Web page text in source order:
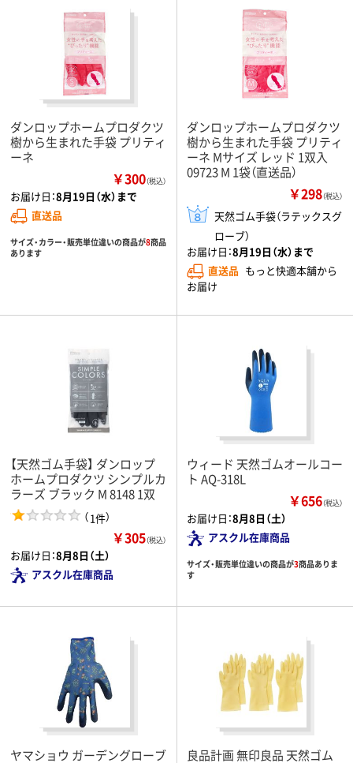
ダンロップホームプロダクツ
樹から生まれた手袋 プリティ
ーネ
￥300（税込）
お届け日：8月19日（水）まで
直送品
サイズ・カラー・販売単位違いの商品が8商品
あります
ダンロップホームプロダクツ
樹から生まれた手袋 プリティ
ーネ Mサイズ レッド 1双入
09723 M 1袋（直送品）
￥298（税込）
天然ゴム手袋（ラテックスグ
ローブ）
お届け日：8月19日（水）まで
直送品 もっと快適本舗から
お届け
【天然ゴム手袋】 ダンロップ
ホームプロダクツ シンプルカ
ラーズ ブラック M 8148 1双
（1件）
￥305（税込）
お届け日：8月8日（土）
アスクル在庫商品
ウィード 天然ゴムオールコー
ト AQ-318L
￥656（税込）
お届け日：8月8日（土）
アスクル在庫商品
サイズ・販売単位違いの商品が3商品ありま
す
ヤマショウ ガーデングローブ
良品計画 無印良品 天然ゴム